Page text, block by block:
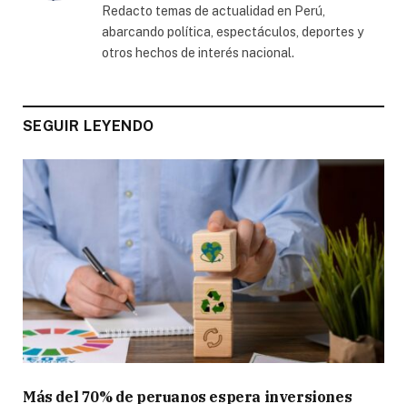
Redacto temas de actualidad en Perú,
abarcando política, espectáculos, deportes y
otros hechos de interés nacional.
SEGUIR LEYENDO
Más del 70% de peruanos espera inversiones